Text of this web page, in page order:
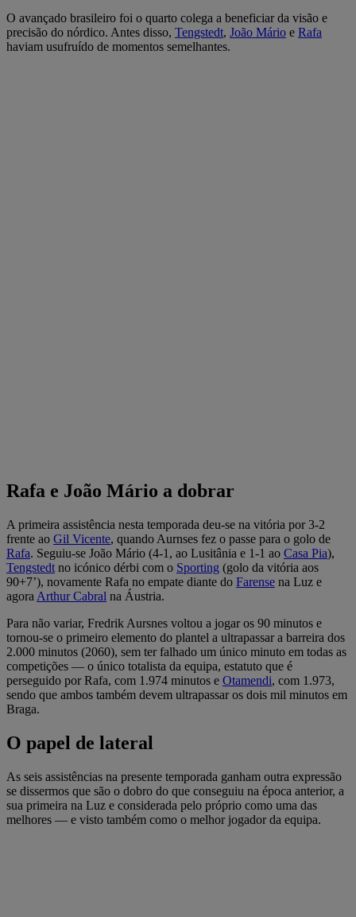
O avançado brasileiro foi o quarto colega a beneficiar da visão e
precisão do nórdico. Antes disso, Tengstedt, João Mário e Rafa
haviam usufruído de momentos semelhantes.
Rafa e João Mário a dobrar
A primeira assistência nesta temporada deu-se na vitória por 3-2
frente ao Gil Vicente, quando Aurnses fez o passe para o golo de
Rafa. Seguiu-se João Mário (4-1, ao Lusitânia e 1-1 ao Casa Pia),
Tengstedt no icónico dérbi com o Sporting (golo da vitória aos
90+7’), novamente Rafa no empate diante do Farense na Luz e
agora Arthur Cabral na Áustria.
Para não variar, Fredrik Aursnes voltou a jogar os 90 minutos e
tornou-se o primeiro elemento do plantel a ultrapassar a barreira dos
2.000 minutos (2060), sem ter falhado um único minuto em todas as
competições — o único totalista da equipa, estatuto que é
perseguido por Rafa, com 1.974 minutos e Otamendi, com 1.973,
sendo que ambos também devem ultrapassar os dois mil minutos em
Braga.
O papel de lateral
As seis assistências na presente temporada ganham outra expressão
se dissermos que são o dobro do que conseguiu na época anterior, a
sua primeira na Luz e considerada pelo próprio como uma das
melhores — e visto também como o melhor jogador da equipa.